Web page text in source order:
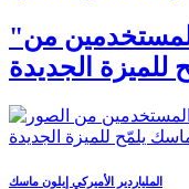
"إكس" تخطط لتحذير المستخدمين من
للميزة الجديدة
الملياردير الأميركي إيلون ماسك